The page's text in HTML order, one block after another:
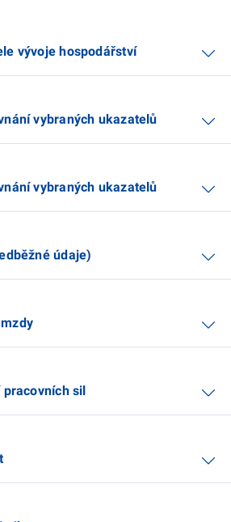
vývoje hospodářství
vybraných ukazatelů
vybraných ukazatelů
údaje)
pracovních sil